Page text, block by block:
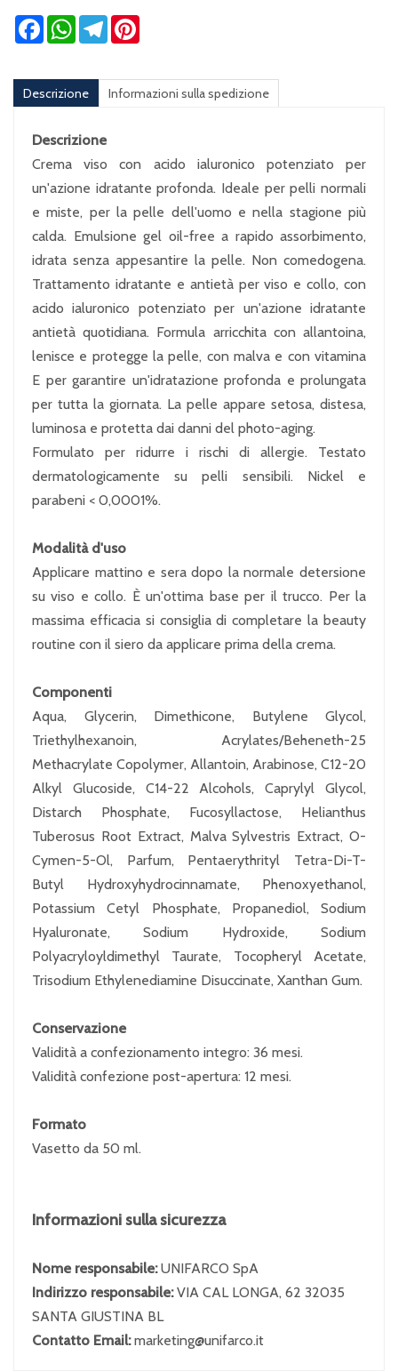
FacebookWhatsApp
Telegram
Descrizione Informazioni sulla spedizione
Descrizione
Crema viso con acido ialuronico potenziato per
un'azione idratante profonda. Ideale per pelli normali
e miste, per la pelle dell'uomo e nella stagione più
calda. Emulsione gel oil-free a rapido assorbimento,
idrata senza appesantire la pelle. Non comedogena.
Trattamento idratante e antietà per viso e collo, con
acido ialuronico potenziato per un'azione idratante
antietà quotidiana. Formula arricchita con allantoina,
lenisce e protegge la pelle, con malva e con vitamina
E per garantire un'idratazione profonda e prolungata
per tutta la giornata. La pelle appare setosa, distesa,
luminosa e protetta dai danni del photo-aging.
Formulato per ridurre i rischi di allergie. Testato
dermatologicamente su pelli sensibili. Nickel e
parabeni < 0,0001%.
Modalità d'uso
Applicare mattino e sera dopo la normale detersione
su viso e collo. È un'ottima base per il trucco. Per la
massima efficacia si consiglia di completare la beauty
routine con il siero da applicare prima della crema.
Componenti
Aqua, Glycerin, Dimethicone, Butylene Glycol,
Triethylhexanoin, Acrylates/Beheneth-25
Methacrylate Copolymer, Allantoin, Arabinose, C12-20
Alkyl Glucoside, C14-22 Alcohols, Caprylyl Glycol,
Distarch Phosphate, Fucosyllactose, Helianthus
Tuberosus Root Extract, Malva Sylvestris Extract, O-
Cymen-5-Ol, Parfum, Pentaerythrityl Tetra-Di-T-
Butyl Hydroxyhydrocinnamate, Phenoxyethanol,
Potassium Cetyl Phosphate, Propanediol, Sodium
Hyaluronate, Sodium Hydroxide, Sodium
Polyacryloyldimethyl Taurate, Tocopheryl Acetate,
Trisodium Ethylenediamine Disuccinate, Xanthan Gum.
Conservazione
Validità a confezionamento integro: 36 mesi.
Validità confezione post-apertura: 12 mesi.
Formato
Vasetto da 50 ml.
Informazioni sulla sicurezza
Nome responsabile:UNIFARCO SpA
Indirizzo responsabile:VIA CAL LONGA, 62 32035
SANTA GIUSTINA BL
Contatto Email:marketing@unifarco.it